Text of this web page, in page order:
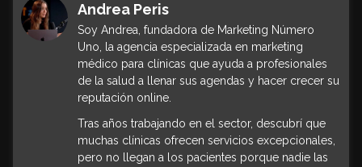
Andrea Peris
Soy Andrea, fundadora de Marketing Número
Uno, la agencia especializada en marketing
médico para clínicas que ayuda a profesionales
de la salud a llenar sus agendas y hacer crecer su
reputación online.
Tras años trabajando en el sector, descubrí que
muchas clínicas ofrecen servicios excepcionales,
pero no llegan a los pacientes porque nadie las